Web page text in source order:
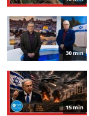
30 min
15 min